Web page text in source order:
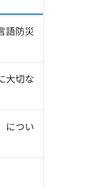
語防災
大切な
につい